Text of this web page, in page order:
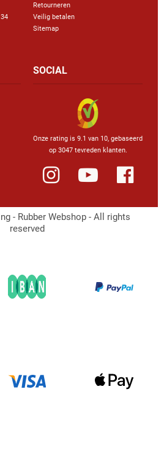
Retourneren
Veilig betalen
Sitemap
SOCIAL
Onze rating is 9.1 van 10, gebaseerd
op 3047 tevreden klanten.
- Rubber Webshop - All rights
reserved